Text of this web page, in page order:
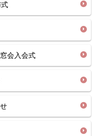
会入会式